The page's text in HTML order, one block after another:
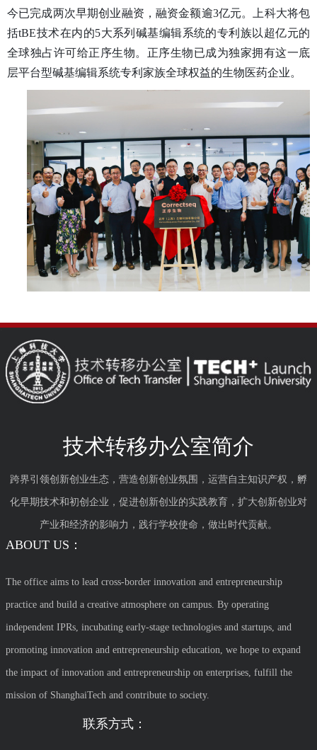
今已完成两次早期创业融资，融资金额逾3亿元。上科大将包
括tBE技术在内的5大系列碱基编辑系统的专利族以超亿元的
全球独占许可给正序生物。正序生物已成为独家拥有这一底
层平台型碱基编辑系统专利家族全球权益的生物医药企业。
技术转移办公室简介
跨界引领创新创业生态，营造创新创业氛围，运营自主知识产权，孵
化早期技术和初创企业，促进创新创业的实践教育，扩大创新创业对
产业和经济的影响力，践行学校使命，做出时代贡献。
ABOUT US：
The office aims to lead cross-border innovation and entrepreneurship
practice and build a creative atmosphere on campus. By operating
independent IPRs, incubating early-stage technologies and startups, and
promoting innovation and entrepreneurship education, we hope to expand
the impact of innovation and entrepreneurship on enterprises, fulfill the
mission of ShanghaiTech and contribute to society.
联系方式：